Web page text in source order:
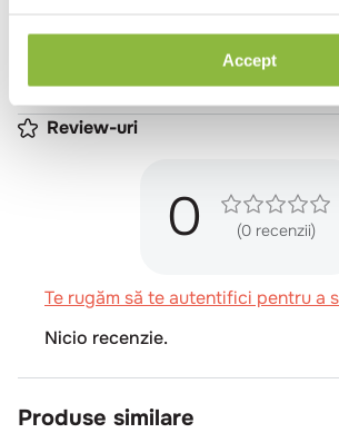
Accept
Proteine (g)
Review-uri
0 (0 recenzii)
Te rugăm să te autentifici pentru a
Nicio recenzie.
Produse similare